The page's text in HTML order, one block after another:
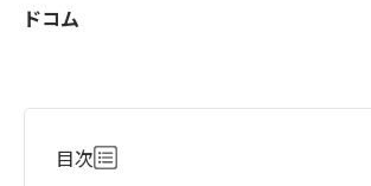
ドコム
目次